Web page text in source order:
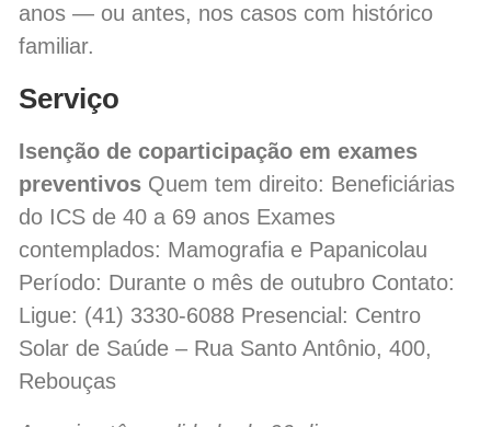
anos — ou antes, nos casos com histórico
familiar.
Serviço
Isenção de coparticipação em exames
preventivos Quem tem direito: Beneficiárias
do ICS de 40 a 69 anos Exames
contemplados: Mamografia e Papanicolau
Período: Durante o mês de outubro Contato:
Ligue: (41) 3330-6088 Presencial: Centro
Solar de Saúde – Rua Santo Antônio, 400,
Rebouças